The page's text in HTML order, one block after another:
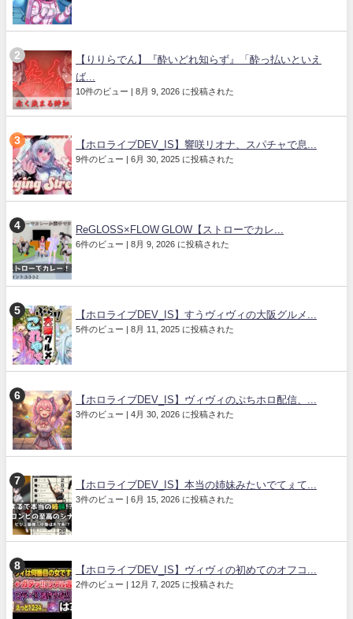
【りりらでん】『酔いどれ知らず』「酔っ払いといえ
ば...
10件のビュー | 8月 9, 2026 に投稿された
【ホロライブDEV_IS】響咲リオナ、スパチャで息...
9件のビュー | 6月 30, 2025 に投稿された
ReGLOSS×FLOW GLOW【ストローでカレ...
6件のビュー | 8月 9, 2026 に投稿された
【ホロライブDEV_IS】すうヴィヴィの大阪グルメ...
5件のビュー | 8月 11, 2025 に投稿された
【ホロライブDEV_IS】ヴィヴィのぷちホロ配信、...
3件のビュー | 4月 30, 2026 に投稿された
【ホロライブDEV_IS】本当の姉妹みたいでてぇて...
3件のビュー | 6月 15, 2026 に投稿された
【ホロライブDEV_IS】ヴィヴィの初めてのオフコ...
2件のビュー | 12月 7, 2025 に投稿された